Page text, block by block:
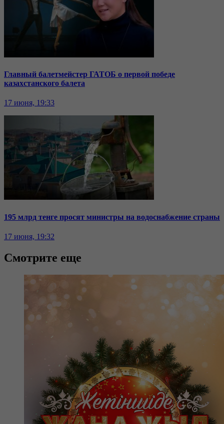
Главный балетмейстер ГАТОБ о первой победе
казахстанского балета
17 июня, 19:33
195 млрд тенге просят министры на водоснабжение страны
17 июня, 19:32
Смотрите еще